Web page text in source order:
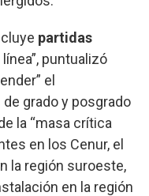
partidas
puntualizó
el
grado y posgrado
la “masa crítica
en los Cenur, el
la región suroeste,
en la región